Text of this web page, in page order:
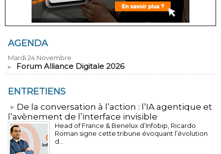
AGENDA
Mardi 24 Novembre
Forum Alliance Digitale 2026
ENTRETIENS
​De la conversation à l’action : l’IA agentique et
l’avènement de l’interface invisible
Head of France & Benelux d’Infobip, Ricardo
Roman signe cette tribune évoquant l’évolution
d...